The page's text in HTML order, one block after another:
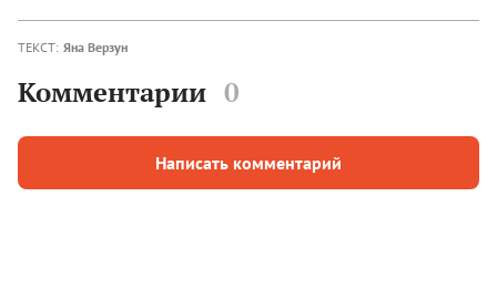
ТЕКСТ: Яна Верзун
Комментарии 0
Написать комментарий